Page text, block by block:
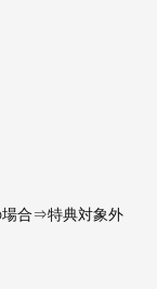
場合⇒特典対象外